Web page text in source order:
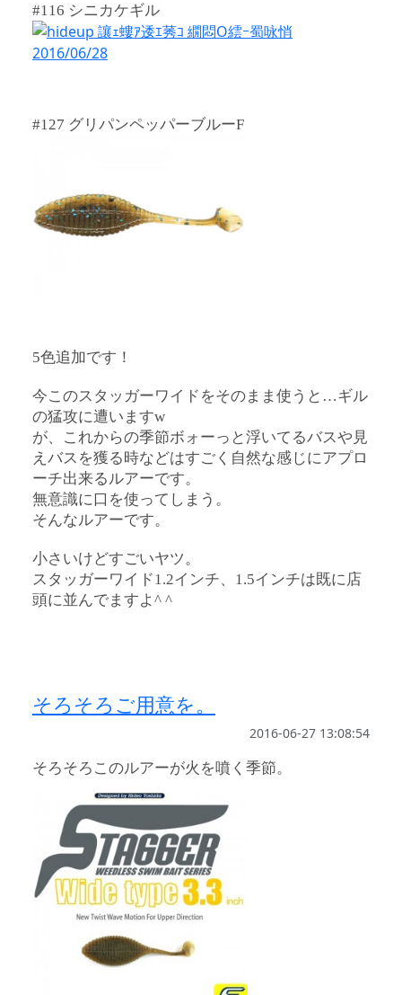
#116 シニカケギル
#127 グリパンペッパーブルーF
5色追加です！
今このスタッガーワイドをそのまま使うと…ギル
の猛攻に遭いますw
が、これからの季節ボォーっと浮いてるバスや見
えバスを獲る時などはすごく自然な感じにアプロ
ーチ出来るルアーです。
無意識に口を使ってしまう。
そんなルアーです。
小さいけどすごいヤツ。
スタッガーワイド1.2インチ、1.5インチは既に店
頭に並んでますよ^ ^
そろそろご用意を。
2016-06-27 13:08:54
そろそろこのルアーが火を噴く季節。